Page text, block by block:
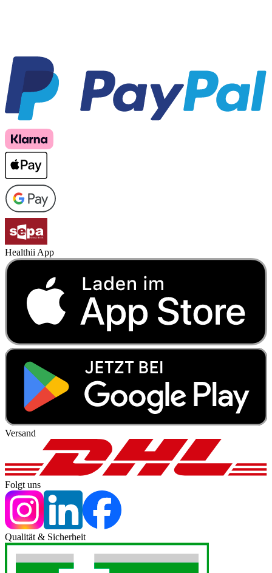
Healthii App
Versand
Folgt uns
Qualität & Sicherheit